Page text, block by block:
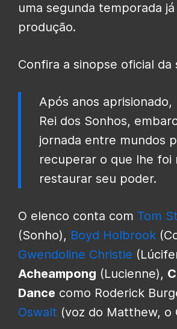
uma segunda temporada
produção.
Confira a sinopse oficial da
Após anos
Rei dos Sonhos,
jornada entre mundos
recuperar o que lhe foi
restaurar seu poder.
O elenco conta com Tom
(Sonho), Boyd Holbrook
Gwendoline Christie
Acheampong (Lucienne),
Dance como Roderick
Oswalt (voz do Matthew, o